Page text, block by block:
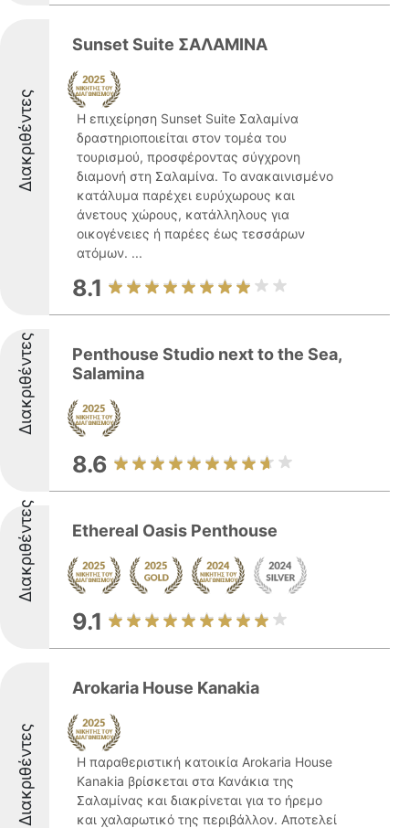
Διακριθέντες
Sunset Suite ΣΑΛΑΜΙΝΑ
Η επιχείρηση Sunset Suite Σαλαμίνα
δραστηριοποιείται στον τομέα του
τουρισμού, προσφέροντας σύγχρονη
διαμονή στη Σαλαμίνα. Το ανακαινισμένο
κατάλυμα παρέχει ευρύχωρους και
άνετους χώρους, κατάλληλους για
οικογένειες ή παρέες έως τεσσάρων
ατόμων. ...
8.1
Διακριθέντες
Penthouse Studio next to the Sea,
Salamina
8.6
Διακριθέντες Ethereal Oasis Penthouse
9.1
Διακριθέντες
Arokaria House Kanakia
Η παραθεριστική κατοικία Arokaria House
Kanakia βρίσκεται στα Κανάκια της
Σαλαμίνας και διακρίνεται για το ήρεμο
και χαλαρωτικό της περιβάλλον. Αποτελεί